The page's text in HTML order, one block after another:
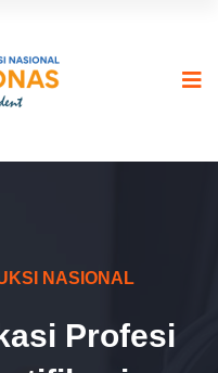
NASIONAL
Profesi